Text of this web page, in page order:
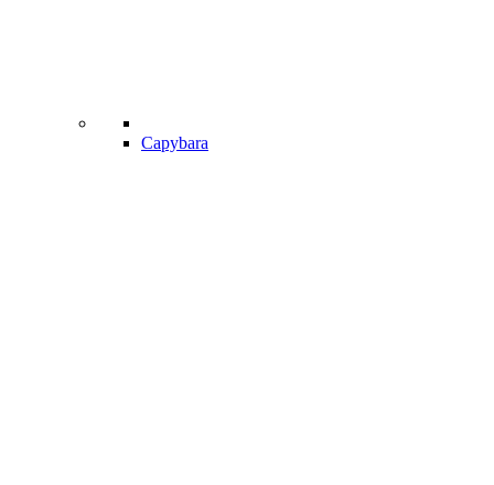
Capybara